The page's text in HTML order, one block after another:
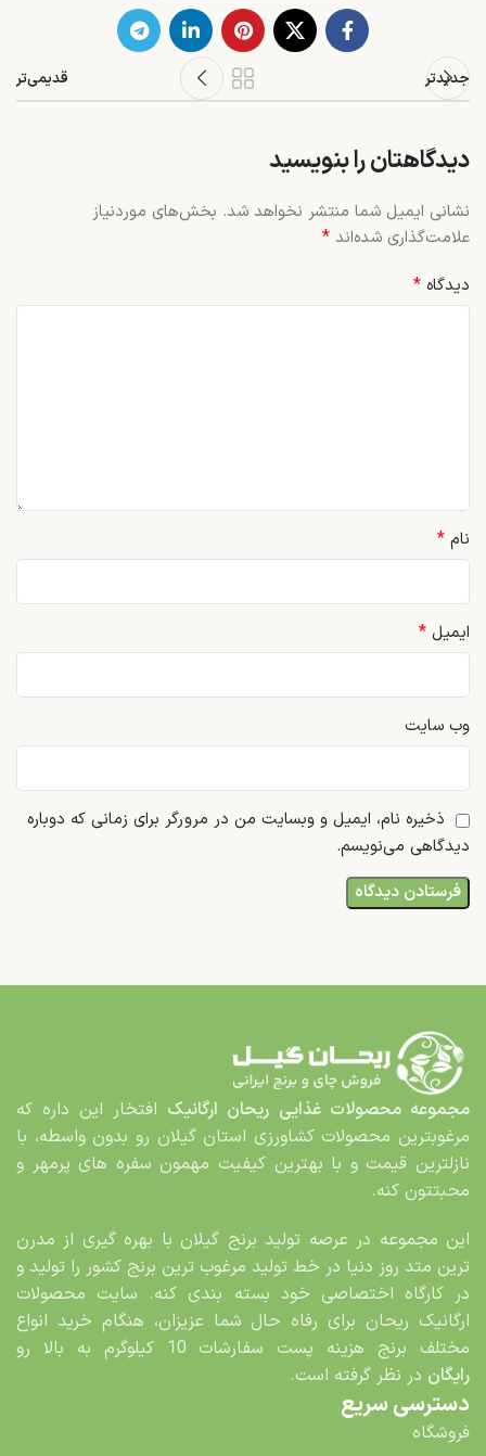
جدیدتر قدیمی‌تر
دیدگاهتان را بنویسید
نشانی ایمیل شما منتشر نخواهد شد. بخش‌های موردنیاز
علامت‌گذاری شده‌اند *
دیدگاه *
نام *
ایمیل *
وب‌ سایت
ذخیره نام، ایمیل و وبسایت من در مرورگر برای زمانی که دوباره
دیدگاهی می‌نویسم.
مجموعه محصولات غذایی ریحان ارگانیک افتخار این داره که
مرغوب­ترین محصولات کشاورزی استان گیلان رو بدون واسطه، با
نازلترین قیمت و با بهترین کیفیت مهمون سفره های پرمهر و
محبت­تون کنه.
این مجموعه در عرصه تولید برنج گیلان با بهره گیری از مدرن
ترین متد روز دنیا در خط تولید مرغوب ترین برنج کشور را تولید و
در کارگاه اختصاصی خود بسته بندی کنه. سایت محصولات
ارگانیک ریحان برای رفاه حال شما عزیزان، هنگام خرید انواع
مختلف برنج هزینه پست سفارشات 10 کیلوگرم به بالا رو
رایگان در نظر گرفته است.
دسترسی سریع
فروشگاه